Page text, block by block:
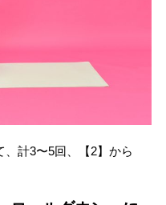
、計3〜5回、【2】から